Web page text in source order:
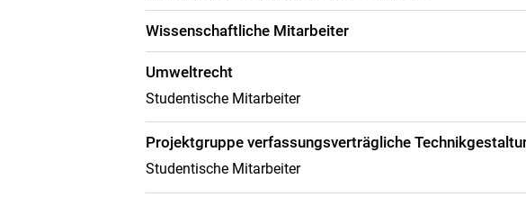
Wissenschaftliche Mitarbeiter
Umweltrecht
Studentische Mitarbeiter
Projektgruppe verfassungsverträgliche
Studentische Mitarbeiter